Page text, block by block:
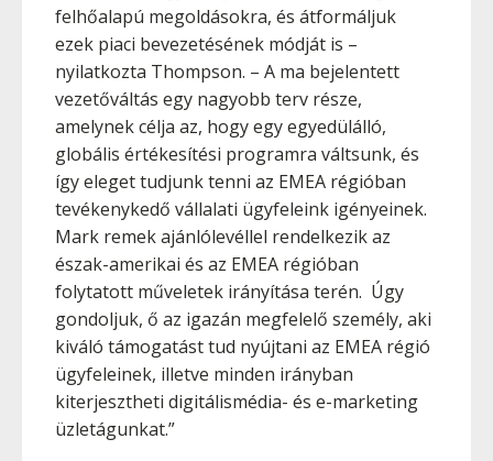
felhőalapú megoldásokra, és átformáljuk
ezek piaci bevezetésének módját is –
nyilatkozta Thompson. – A ma bejelentett
vezetőváltás egy nagyobb terv része,
amelynek célja az, hogy egy egyedülálló,
globális értékesítési programra váltsunk, és
így eleget tudjunk tenni az EMEA régióban
tevékenykedő vállalati ügyfeleink igényeinek.
Mark remek ajánlólevéllel rendelkezik az
észak-amerikai és az EMEA régióban
folytatott műveletek irányítása terén. Úgy
gondoljuk, ő az igazán megfelelő személy, aki
kiváló támogatást tud nyújtani az EMEA régió
ügyfeleinek, illetve minden irányban
kiterjesztheti digitálismédia- és e-marketing
üzletágunkat.”